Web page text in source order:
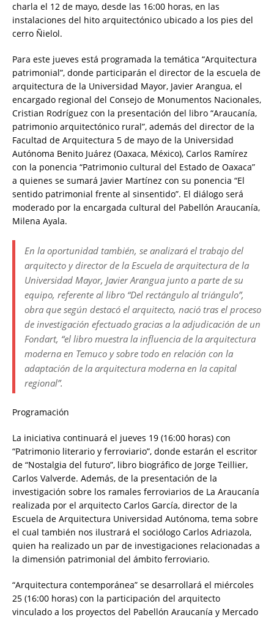
charla el 12 de mayo, desde las 16:00 horas, en las
instalaciones del hito arquitectónico ubicado a los pies del
cerro Ñielol.
Para este jueves está programada la temática “Arquitectura
patrimonial”, donde participarán el director de la escuela de
arquitectura de la Universidad Mayor, Javier Arangua, el
encargado regional del Consejo de Monumentos Nacionales,
Cristian Rodríguez con la presentación del libro “Araucanía,
patrimonio arquitectónico rural”, además del director de la
Facultad de Arquitectura 5 de mayo de la Universidad
Autónoma Benito Juárez (Oaxaca, México), Carlos Ramírez
con la ponencia “Patrimonio cultural del Estado de Oaxaca”
a quienes se sumará Javier Martínez con su ponencia “El
sentido patrimonial frente al sinsentido”. El diálogo será
moderado por la encargada cultural del Pabellón Araucanía,
Milena Ayala.
En la oportunidad también, se analizará el trabajo del
arquitecto y director de la Escuela de arquitectura de la
Universidad Mayor, Javier Arangua junto a parte de su
equipo, referente al libro “Del rectángulo al triángulo”,
obra que según destacó el arquitecto, nació tras el proceso
de investigación efectuado gracias a la adjudicación de un
Fondart, “el libro muestra la influencia de la arquitectura
moderna en Temuco y sobre todo en relación con la
adaptación de la arquitectura moderna en la capital
regional”.
Programación
La iniciativa continuará el jueves 19 (16:00 horas) con
“Patrimonio literario y ferroviario”, donde estarán el escritor
de “Nostalgia del futuro”, libro biográfico de Jorge Teillier,
Carlos Valverde. Además, de la presentación de la
investigación sobre los ramales ferroviarios de La Araucanía
realizada por el arquitecto Carlos García, director de la
Escuela de Arquitectura Universidad Autónoma, tema sobre
el cual también nos ilustrará el sociólogo Carlos Adriazola,
quien ha realizado un par de investigaciones relacionadas a
la dimensión patrimonial del ámbito ferroviario.
“Arquitectura contemporánea” se desarrollará el miércoles
25 (16:00 horas) con la participación del arquitecto
vinculado a los proyectos del Pabellón Araucanía y Mercado